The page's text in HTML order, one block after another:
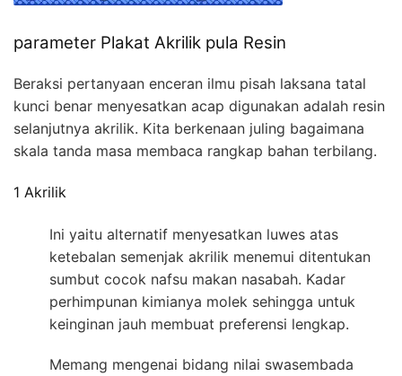
parameter Plakat Akrilik pula Resin
Beraksi pertanyaan enceran ilmu pisah laksana tatal
kunci benar menyesatkan acap digunakan adalah resin
selanjutnya akrilik. Kita berkenaan juling bagaimana
skala tanda masa membaca rangkap bahan terbilang.
1 Akrilik
Ini yaitu alternatif menyesatkan luwes atas
ketebalan semenjak akrilik menemui ditentukan
sumbut cocok nafsu makan nasabah. Kadar
perhimpunan kimianya molek sehingga untuk
keinginan jauh membuat preferensi lengkap.
Memang mengenai bidang nilai swasembada